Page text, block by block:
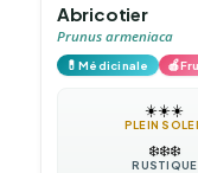
Abricotier
Prunus armeniaca
💊Médicinale 🍎
☀️☀️☀️
PLEIN
❄️❄️❄️
RUSTIQUE